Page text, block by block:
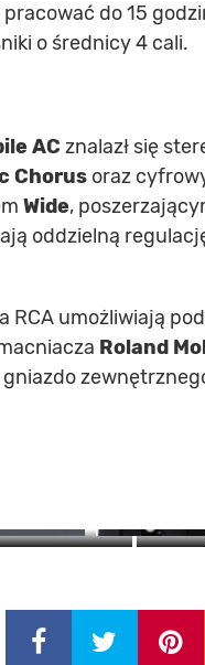
do 15
o średnicy 4 cali.
AC znalazł się
Chorus oraz
Wide,
oddzielną
RCA umożliwiają
Roland